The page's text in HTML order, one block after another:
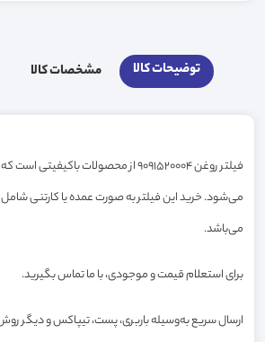
توضیحات کالا مشخصات کالا
فیلتر روغن 9091520004 از محصولات
می‌شود. خرید این فیلتر به صورت عمده یا کارتنی
می‌باشد.
برای استعلام قیمت و موجودی، با ما تماس بگیرید.
ارسال سریع به‌وسیله باربری، پست، تیپاکس و دیگر